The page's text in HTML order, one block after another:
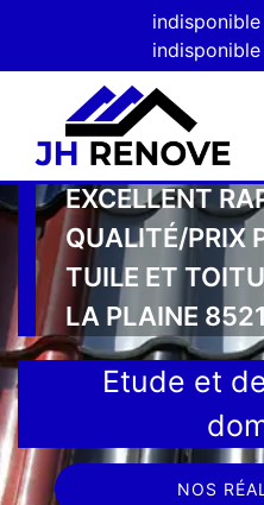
indisponible
indisponible
EXCELLENT
QUALITÉ/PRIX
TUILE ET
LA PLAINE
Etude et
NOS